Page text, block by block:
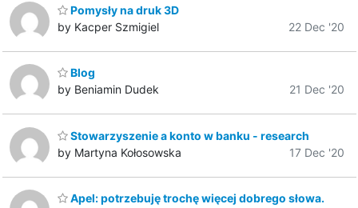
Pomysły na druk 3D
by Kacper Szmigiel
22 Dec '20
Blog
by Beniamin Dudek
21 Dec '20
Stowarzyszenie a konto w banku - research
by Martyna Kołosowska
17 Dec '20
Apel: potrzebuję trochę więcej dobrego słowa.